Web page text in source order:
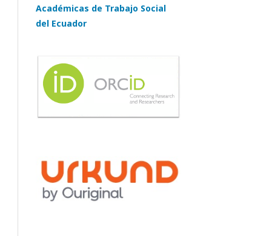
Académicas de Trabajo Social
del Ecuador